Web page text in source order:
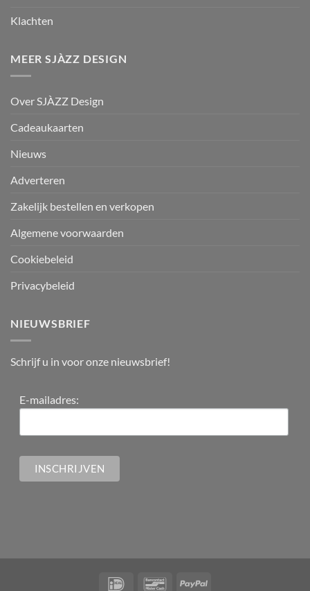
Klachten
MEER SJÀZZ DESIGN
Over SJÀZZ Design
Cadeaukaarten
Nieuws
Adverteren
Zakelijk bestellen en verkopen
Algemene voorwaarden
Cookiebeleid
Privacybeleid
NIEUWSBRIEF
Schrijf u in voor onze nieuwsbrief!
E-mailadres: